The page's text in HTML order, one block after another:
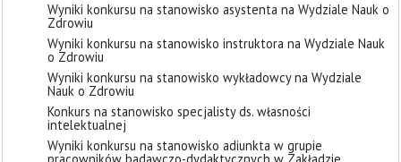
Wyniki konkursu na stanowisko asystenta na Wydziale Nauk o
Zdrowiu
Wyniki konkursu na stanowisko instruktora na Wydziale Nauk
o Zdrowiu
Wyniki konkursu na stanowisko wykładowcy na Wydziale
Nauk o Zdrowiu
Konkurs na stanowisko specjalisty ds. własności
intelektualnej
Wyniki konkursu na stanowisko adiunkta w grupie